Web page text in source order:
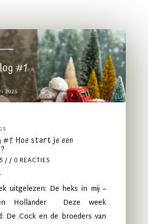
#1: Hoe start je een
/ / 0 REACTIES
uitgelezen: De heks in mij –
Hollander Deze week
De Cock en de broeders van